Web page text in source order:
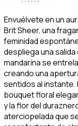
Envuélvete en un
Brit Sheer, una
feminidad
despliega una salida
mandarina se
creando una
sentidos al instante.
bouquet floral
y la flor del
aterciopelada que